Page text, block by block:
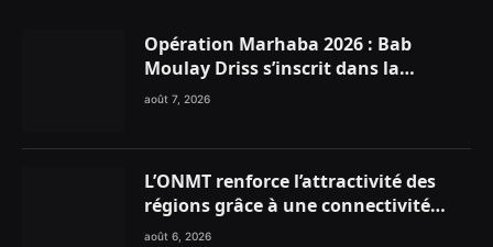
Opération Marhaba 2026 : Bab
Moulay Driss s’inscrit dans la
dynamique nationale en faveur des
août 7, 2026
L’ONMT renforce l’attractivité des
régions grâce à une connectivité
aérienne historique de Ryanair
août 6, 2026